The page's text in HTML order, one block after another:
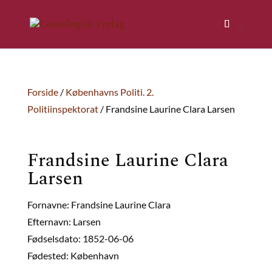
Forside/ Københavns Politi. 2.
Politiinspektorat/ Frandsine Laurine Clara Larsen
Frandsine Laurine Clara
Larsen
Fornavne: Frandsine Laurine Clara
Efternavn: Larsen
Fødselsdato: 1852-06-06
Fødested: København